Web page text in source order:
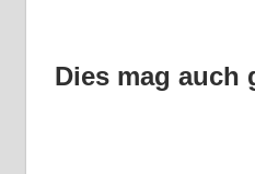
Dies mag auch